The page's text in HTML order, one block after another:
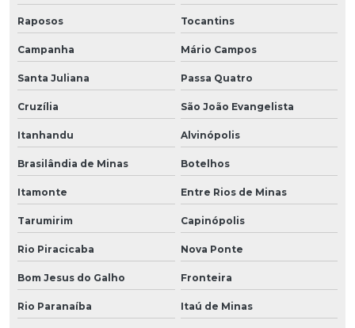
Raposos Tocantins
Campanha Mário Campos
Santa Juliana Passa Quatro
Cruzília São João Evangelista
Itanhandu Alvinópolis
Brasilândia de Minas Botelhos
Itamonte Entre Rios de Minas
Tarumirim Capinópolis
Rio Piracicaba Nova Ponte
Bom Jesus do Galho Fronteira
Rio Paranaíba Itaú de Minas